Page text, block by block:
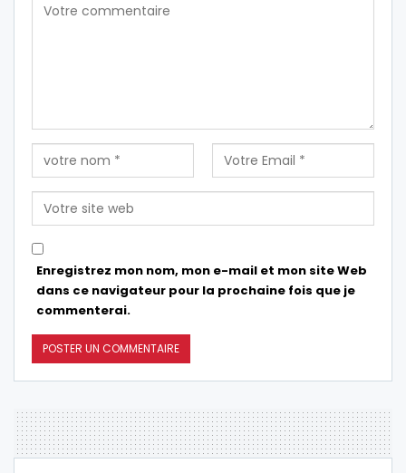
Enregistrez mon nom, mon e-mail et mon site Web
dans ce navigateur pour la prochaine fois que je
commenterai.